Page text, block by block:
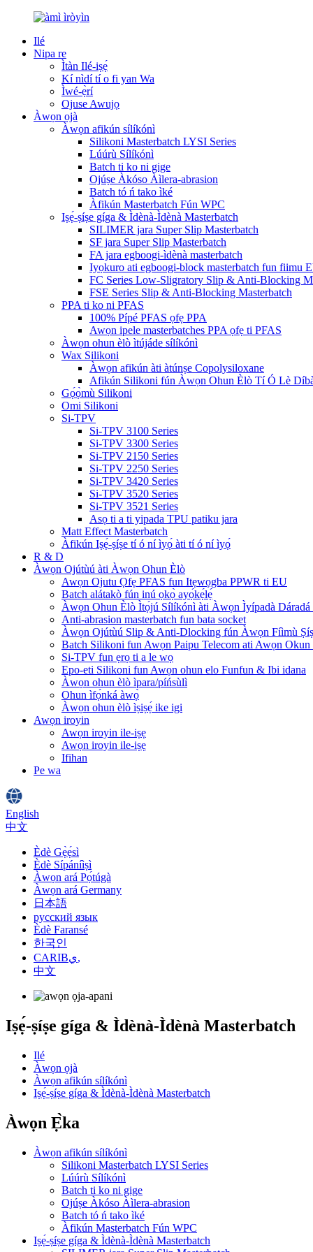
Ilé
Nipa re
Ìtàn Ilé-iṣẹ́
Kí nìdí tí o fi yan Wa
Ìwé-ẹ̀rí
Ojuse Awujọ
Àwọn ọjà
Àwọn afikún sílíkónì
Silikoni Masterbatch LYSI Series
Lúúrù Sílíkónì
Batch ti ko ni gige
Ojúṣe Àkóso Àìlera-abrasion
Batch tó ń tako ìké
Àfikún Masterbatch Fún WPC
Iṣẹ́-ṣíṣe gíga & Ìdènà-Ìdènà Masterbatch
SILIMER jara Super Slip Masterbatch
SF jara Super Slip Masterbatch
FA jara egboogi-ìdènà masterbatch
Iyọkuro ati egboogi-block masterbatch fun fiimu
FC Series Low-Sligratory Slip & Anti-Blocking
FSE Series Slip & Anti-Blocking Masterbatch
PPA ti ko ni PFAS
100% Pípé PFAS ọfẹ PPA
Awọn ipele masterbatches PPA ọfẹ ti PFAS
Àwọn ohun èlò ìtújáde sílíkónì
Wax Silikoni
Àwọn afikún àti àtúnṣe Copolysiloxane
Afikún Silikoni fún Àwọn Ohun Èlò Tí Ó Lè
Gọ́ọ̀mù Silikoni
Omi Silikoni
Si-TPV
Si-TPV 3100 Series
Si-TPV 3300 Series
Si-TPV 2150 Series
Si-TPV 2250 Series
Si-TPV 3420 Series
Si-TPV 3520 Series
Si-TPV 3521 Series
Asọ ti a ti yipada TPU patiku jara
Matt Effect Masterbatch
Àfikún Iṣẹ́-ṣíṣe tí ó ní ìyọ́ àti tí ó ní ìyọ́
R & D
Àwọn Ojútùú àti Àwọn Ohun Èlò
Awọn Ojutu Ọfẹ PFAS fun Itẹwọgba PPWR ti EU
Batch alátakò fún inú ọkọ̀ ayọ́kẹ́lẹ́
Àwọn Ohun Èlò Ìtọ́jú Sílíkónì àti Àwọn Ìyípadà Dáradá
Anti-abrasion masterbatch fun bata socket
Àwọn Ojútùú Slip & Anti-Dlocking fún Àwọn Fíìmù
Batch Silikoni fun Awọn Paipu Telecom ati Awọn Okun
Si-TPV fun ẹrọ ti a le wọ
Epo-eti Silikoni fun Awọn ohun elo Funfun & Ibi idana
Àwọn ohun èlò ìpara/píńsùlì
Ohun ìfọ́nká àwọ̀
Àwọn ohun èlò ìṣiṣẹ́ ike igi
Awọn iroyin
Awọn iroyin ile-iṣẹ
Awọn iroyin ile-iṣẹ
Ifihan
Pe wa
English
中文
Èdè Gẹ̀ẹ́sì
Èdè Sípáníìṣì
Àwọn ará Pọ́túgà
Àwọn ará Germany
日本語
русский язык
Èdè Faransé
한국인
CARIBي,
中文
Iṣẹ́-ṣíṣe gíga & Ìdènà-Ìdènà Masterbatch
Ilé
Àwọn ọjà
Àwọn afikún sílíkónì
Iṣẹ́-ṣíṣe gíga & Ìdènà-Ìdènà Masterbatch
Àwọn Ẹ̀ka
Àwọn afikún sílíkónì
Silikoni Masterbatch LYSI Series
Lúúrù Sílíkónì
Batch ti ko ni gige
Ojúṣe Àkóso Àìlera-abrasion
Batch tó ń tako ìké
Àfikún Masterbatch Fún WPC
Iṣẹ́-ṣíṣe gíga & Ìdènà-Ìdènà Masterbatch